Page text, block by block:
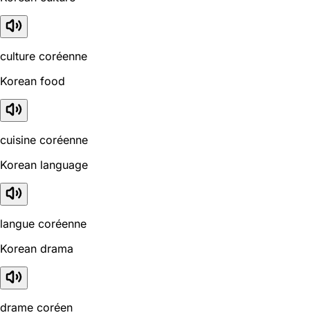
culture coréenne
Korean food
cuisine coréenne
Korean language
langue coréenne
Korean drama
drame coréen